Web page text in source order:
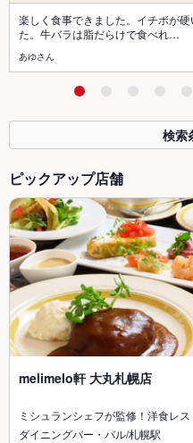
楽しく食事できました。イチボが
た。牛バラは脂だらけで食べれ…
あゆさん
検索
ピックアップ店舗
melimelo軒 大丸札幌店
ミシュランシェフが監修！洋食レス
ダイニングバー・バル/札幌駅